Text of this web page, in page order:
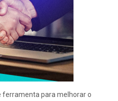
ferramenta para melhorar o